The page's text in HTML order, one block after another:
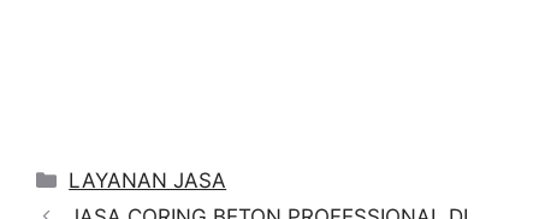
Categories
LAYANAN JASA